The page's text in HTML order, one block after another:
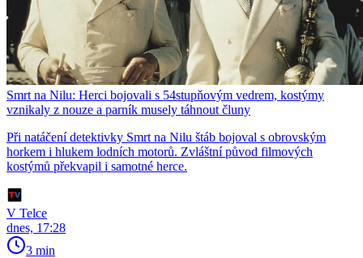
Smrt na Nilu: Herci bojovali s 54stupňovým vedrem, kostýmy
vznikaly z nouze a parník musely táhnout čluny
Při natáčení detektivky Smrt na Nilu štáb bojoval s obrovským
horkem i hlukem lodních motorů. Zvláštní původ filmových
kostýmů překvapil i samotné herce.
V Telce
dnes, 17:28
3 min